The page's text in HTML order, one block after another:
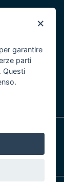
×
garantire
parti
Questi